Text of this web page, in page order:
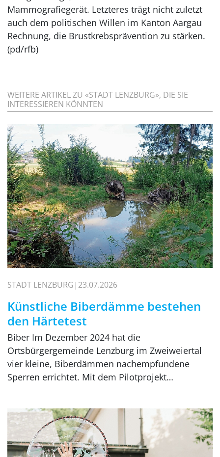
Mammografiegerät. Letzteres trägt nicht zuletzt
auch dem politischen Willen im Kanton Aargau
Rechnung, die Brustkrebsprävention zu stärken.
(pd/rfb)
WEITERE ARTIKEL ZU «STADT LENZBURG», DIE SIE
INTERESSIEREN KÖNNTEN
STADT LENZBURG 23.07.2026
Künstliche Biberdämme bestehen
den Härtetest
Biber Im Dezember 2024 hat die
Ortsbürgergemeinde Lenzburg im Zweiweiertal
vier kleine, Biberdämmen nachempfundene
Sperren errichtet. Mit dem Pilotprojekt…